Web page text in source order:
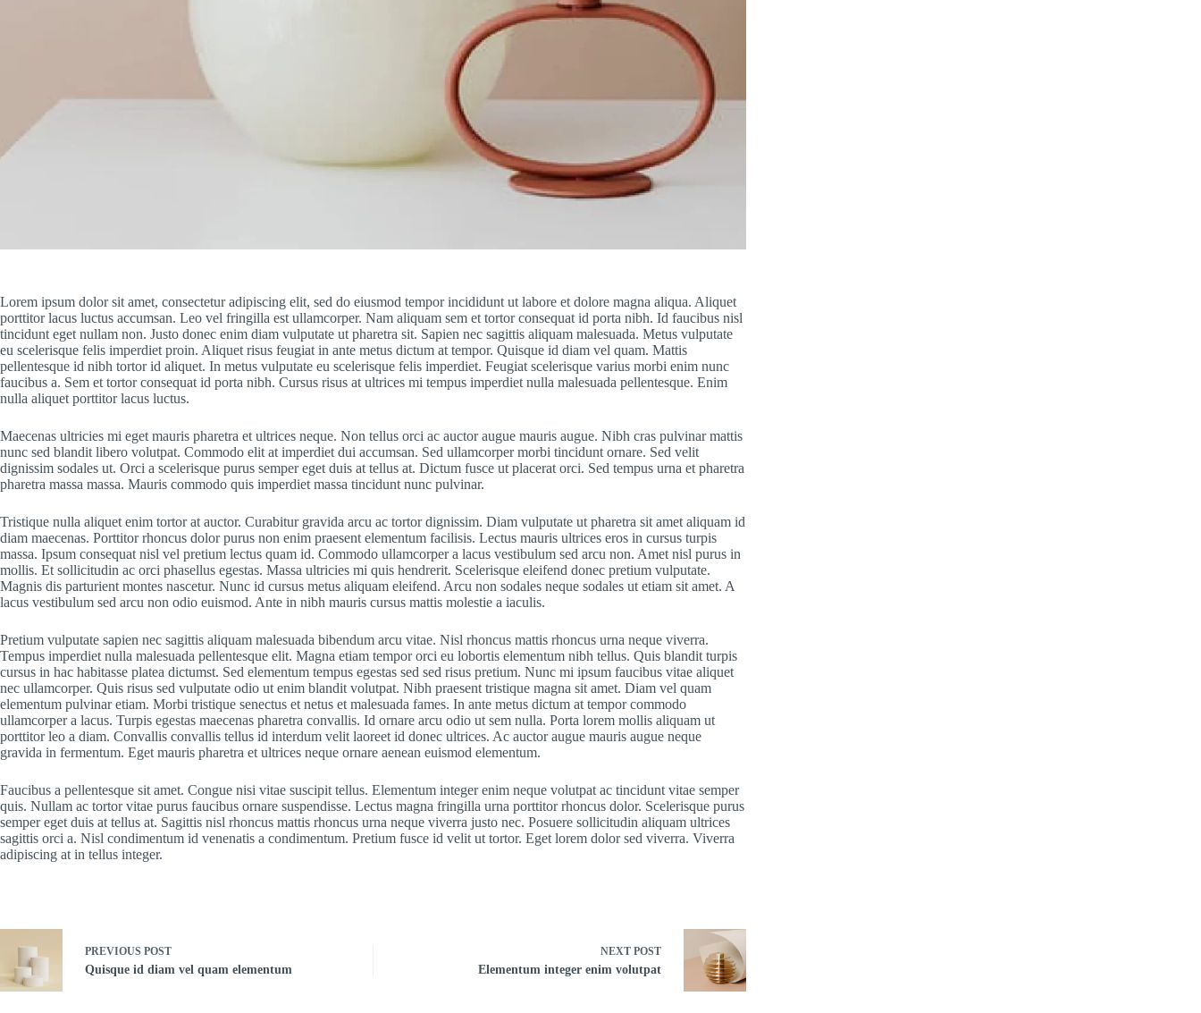
Lorem ipsum dolor sit amet, consectetur adipiscing elit, sed do eiusmod tempor incididunt ut labore et dolore magna aliqua. Aliquet
porttitor lacus luctus accumsan. Leo vel fringilla est ullamcorper. Nam aliquam sem et tortor consequat id porta nibh. Id faucibus nisl
tincidunt eget nullam non. Justo donec enim diam vulputate ut pharetra sit. Sapien nec sagittis aliquam malesuada. Metus vulputate
eu scelerisque felis imperdiet proin. Aliquet risus feugiat in ante metus dictum at tempor. Quisque id diam vel quam. Mattis
pellentesque id nibh tortor id aliquet. In metus vulputate eu scelerisque felis imperdiet. Feugiat scelerisque varius morbi enim nunc
faucibus a. Sem et tortor consequat id porta nibh. Cursus risus at ultrices mi tempus imperdiet nulla malesuada pellentesque. Enim
nulla aliquet porttitor lacus luctus.
Maecenas ultricies mi eget mauris pharetra et ultrices neque. Non tellus orci ac auctor augue mauris augue. Nibh cras pulvinar mattis
nunc sed blandit libero volutpat. Commodo elit at imperdiet dui accumsan. Sed ullamcorper morbi tincidunt ornare. Sed velit
dignissim sodales ut. Orci a scelerisque purus semper eget duis at tellus at. Dictum fusce ut placerat orci. Sed tempus urna et pharetra
pharetra massa massa. Mauris commodo quis imperdiet massa tincidunt nunc pulvinar.
Tristique nulla aliquet enim tortor at auctor. Curabitur gravida arcu ac tortor dignissim. Diam vulputate ut pharetra sit amet aliquam id
diam maecenas. Porttitor rhoncus dolor purus non enim praesent elementum facilisis. Lectus mauris ultrices eros in cursus turpis
massa. Ipsum consequat nisl vel pretium lectus quam id. Commodo ullamcorper a lacus vestibulum sed arcu non. Amet nisl purus in
mollis. Et sollicitudin ac orci phasellus egestas. Massa ultricies mi quis hendrerit. Scelerisque eleifend donec pretium vulputate.
Magnis dis parturient montes nascetur. Nunc id cursus metus aliquam eleifend. Arcu non sodales neque sodales ut etiam sit amet. A
lacus vestibulum sed arcu non odio euismod. Ante in nibh mauris cursus mattis molestie a iaculis.
Pretium vulputate sapien nec sagittis aliquam malesuada bibendum arcu vitae. Nisl rhoncus mattis rhoncus urna neque viverra.
Tempus imperdiet nulla malesuada pellentesque elit. Magna etiam tempor orci eu lobortis elementum nibh tellus. Quis blandit turpis
cursus in hac habitasse platea dictumst. Sed elementum tempus egestas sed sed risus pretium. Nunc mi ipsum faucibus vitae aliquet
nec ullamcorper. Quis risus sed vulputate odio ut enim blandit volutpat. Nibh praesent tristique magna sit amet. Diam vel quam
elementum pulvinar etiam. Morbi tristique senectus et netus et malesuada fames. In ante metus dictum at tempor commodo
ullamcorper a lacus. Turpis egestas maecenas pharetra convallis. Id ornare arcu odio ut sem nulla. Porta lorem mollis aliquam ut
porttitor leo a diam. Convallis convallis tellus id interdum velit laoreet id donec ultrices. Ac auctor augue mauris augue neque
gravida in fermentum. Eget mauris pharetra et ultrices neque ornare aenean euismod elementum.
Faucibus a pellentesque sit amet. Congue nisi vitae suscipit tellus. Elementum integer enim neque volutpat ac tincidunt vitae semper
quis. Nullam ac tortor vitae purus faucibus ornare suspendisse. Lectus magna fringilla urna porttitor rhoncus dolor. Scelerisque purus
semper eget duis at tellus at. Sagittis nisl rhoncus mattis rhoncus urna neque viverra justo nec. Posuere sollicitudin aliquam ultrices
sagittis orci a. Nisl condimentum id venenatis a condimentum. Pretium fusce id velit ut tortor. Eget lorem dolor sed viverra. Viverra
adipiscing at in tellus integer.
PREVIOUS POST
Quisque id diam vel quam elementum
NEXT POST
Elementum integer enim volutpat